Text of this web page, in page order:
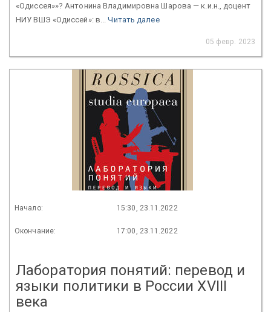
«Одиссея»»? Антонина Владимировна Шарова — к.и.н., доцент
НИУ ВШЭ «Одиссей»: в...Читать далее
05 февр. 2023
Начало: 15:30, 23.11.2022
Окончание: 17:00, 23.11.2022
Лаборатория понятий: перевод и
языки политики в России XVIII
века